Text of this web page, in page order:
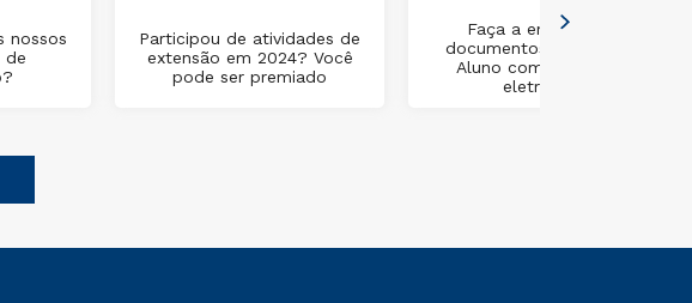
nossos
de
Participou de atividades de
extensão em 2024? Você
pode ser premiado
Faça a emissão de
documentos na Área do
Aluno com assinatura
eletrônica